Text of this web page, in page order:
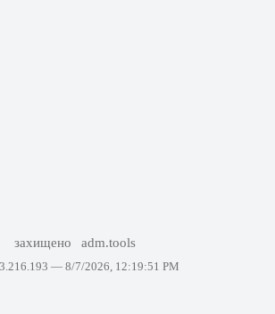
захищено adm.tools
— 8/7/2026, 12:19:51 PM